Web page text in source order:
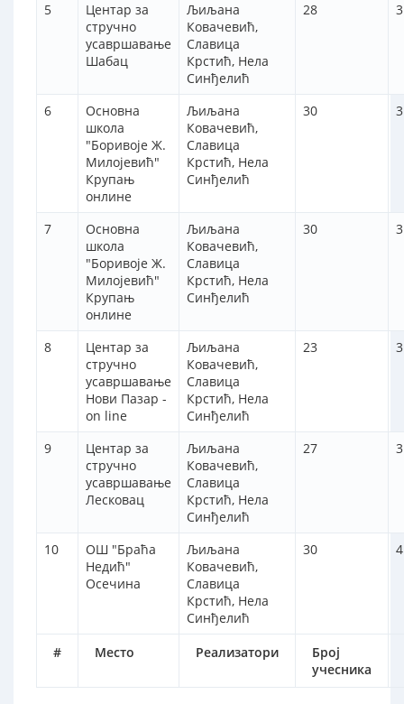
# Место Реализатори
Број
учесника
5
Центар за
стручно
усавршавање
Шабац
Љиљана
Ковачевић,
Славица
Крстић, Нела
Синђелић
28
6
Основна
школа
"Боривоје Ж.
Милојевић"
Крупањ
онлине
Љиљана
Ковачевић,
Славица
Крстић, Нела
Синђелић
30
7
Основна
школа
"Боривоје Ж.
Милојевић"
Крупањ
онлине
Љиљана
Ковачевић,
Славица
Крстић, Нела
Синђелић
30
8
Центар за
стручно
усавршавање
Нови Пазар -
on line
Љиљана
Ковачевић,
Славица
Крстић, Нела
Синђелић
23
9
Центар за
стручно
усавршавање
Лесковац
Љиљана
Ковачевић,
Славица
Крстић, Нела
Синђелић
27
10
OШ "Браћа
Недић"
Осечина
Љиљана
Ковачевић,
Славица
Крстић, Нела
Синђелић
30 4